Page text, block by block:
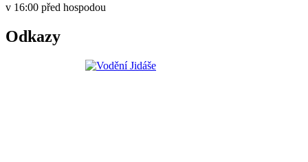
v 16:00 před hospodou
Odkazy